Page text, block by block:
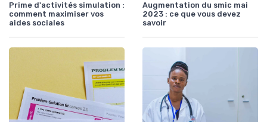
Prime d'activités simulation :
comment maximiser vos
aides sociales
Augmentation du smic mai
2023 : ce que vous devez
savoir